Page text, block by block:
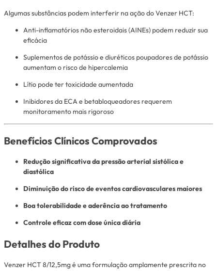
Algumas substâncias podem interferir na ação do Venzer HCT:
Anti-inflamatórios não esteroidais (AINEs) podem reduzir sua
eficácia
Suplementos de potássio e diuréticos poupadores de potássio
aumentam o risco de hipercalemia
Lítio pode ter toxicidade aumentada
Inibidores da ECA e betabloqueadores requerem
monitoramento mais rigoroso
Benefícios Clínicos Comprovados
Redução significativa da pressão arterial sistólica e
diastólica
Diminuição do risco de eventos cardiovasculares maiores
Boa tolerabilidade e aderência ao tratamento
Controle eficaz com dose única diária
Detalhes do Produto
Venzer HCT 8/12,5mg é uma formulação amplamente prescrita no